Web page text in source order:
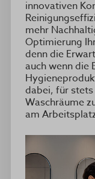
innovativen
mehr
Optimierung
denn die
auch wenn die
dabei, für
Waschräume
am